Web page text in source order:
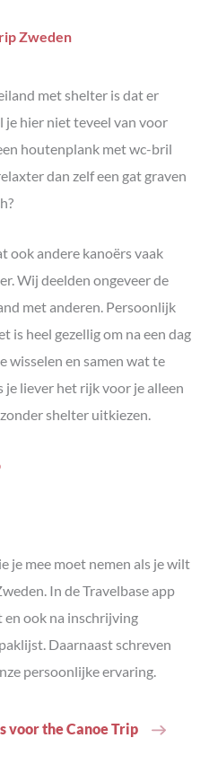
met shelter is dat er
hier niet teveel van voor
houtenplank met wc-bril
dan zelf een gat graven
ook andere kanoërs vaak
Wij deelden ongeveer de
met anderen. Persoonlijk
is heel gezellig om na een dag
wisselen en samen wat te
liever het rijk voor je alleen
shelter uitkiezen.
je mee moet nemen als je wilt
In de Travelbase app
ook na inschrijving
Daarnaast schreven
persoonlijke ervaring.
voor the Canoe Trip